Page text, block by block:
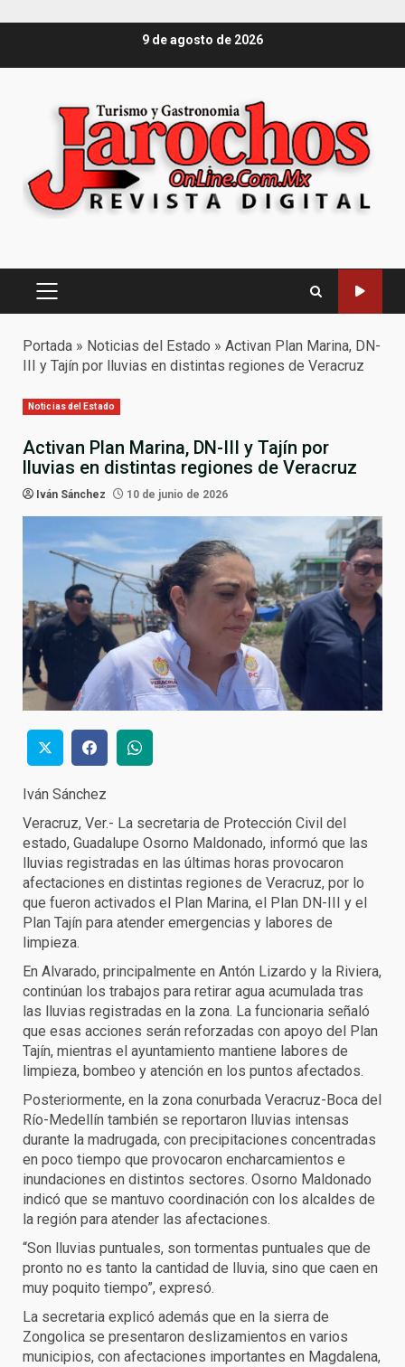
contenido
9 de agosto de 2026
Menú
principal
Portada » Noticias del Estado » Activan Plan Marina, DN-
III y Tajín por lluvias en distintas regiones de Veracruz
Noticias del Estado
Activan Plan Marina, DN-III y Tajín por
lluvias en distintas regiones de Veracruz
Iván Sánchez 10 de junio de 2026
Iván Sánchez
Veracruz, Ver.- La secretaria de Protección Civil del
estado, Guadalupe Osorno Maldonado, informó que las
lluvias registradas en las últimas horas provocaron
afectaciones en distintas regiones de Veracruz, por lo
que fueron activados el Plan Marina, el Plan DN-III y el
Plan Tajín para atender emergencias y labores de
limpieza.
En Alvarado, principalmente en Antón Lizardo y la Riviera,
continúan los trabajos para retirar agua acumulada tras
las lluvias registradas en la zona. La funcionaria señaló
que esas acciones serán reforzadas con apoyo del Plan
Tajín, mientras el ayuntamiento mantiene labores de
limpieza, bombeo y atención en los puntos afectados.
Posteriormente, en la zona conurbada Veracruz-Boca del
Río-Medellín también se reportaron lluvias intensas
durante la madrugada, con precipitaciones concentradas
en poco tiempo que provocaron encharcamientos e
inundaciones en distintos sectores. Osorno Maldonado
indicó que se mantuvo coordinación con los alcaldes de
la región para atender las afectaciones.
“Son lluvias puntuales, son tormentas puntuales que de
pronto no es tanto la cantidad de lluvia, sino que caen en
muy poquito tiempo”, expresó.
La secretaria explicó además que en la sierra de
Zongolica se presentaron deslizamientos en varios
municipios, con afectaciones importantes en Magdalena,